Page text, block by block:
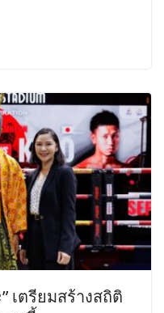
เตรียมสร้างสถิติ